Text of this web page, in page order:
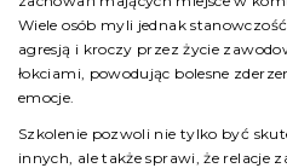
Wiele osób myli jednak
agresją i kroczy przez życie
łokciami, powodując bolesne
emocje.
Szkolenie pozwoli nie tylko być
innych, ale także sprawi, że relacje